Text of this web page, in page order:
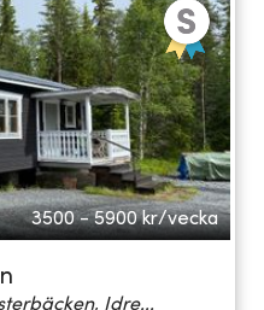
3500 - 5900 kr/vecka
Idre...